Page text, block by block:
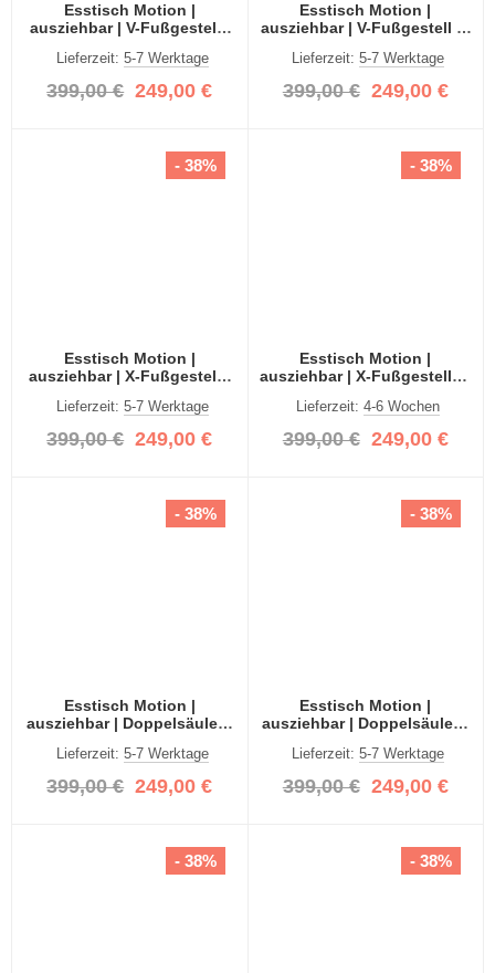
Esstisch Motion |
ausziehbar | V-Fußgestell |
150(190)x90
Lieferzeit: 5-7 Werktage
399,00 € 249,00 €
Esstisch Motion |
ausziehbar | V-Fußgestell in
150(190)x90
Lieferzeit:5-7 Werktage
399,00 € 249,00 €
Esstisch Motion |
ausziehbar | X-Fußgestell |
150(190)x90
Lieferzeit: 5-7 Werktage
399,00 € 249,00 €
- 38%
Esstisch Motion |
ausziehbar | X-Fußgestell in
150(190)x90
Lieferzeit:4-6 Wochen
399,00 € 249,00 €
- 38%
Esstisch Motion |
ausziehbar | Doppelsäulen-
grau | 150(190)x90
Lieferzeit: 5-7 Werktage
399,00 € 249,00 €
- 38%
Esstisch Motion |
ausziehbar | Doppelsäulen-
grau | 150(190)x90
Lieferzeit:5-7 Werktage
399,00 € 249,00 €
- 38%
- 38% - 38%